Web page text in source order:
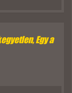
Egy a